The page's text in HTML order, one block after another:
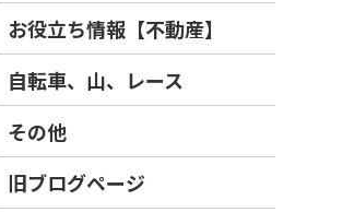
お役立ち情報【不動産】
自転車、山、レース
その他
旧ブログページ